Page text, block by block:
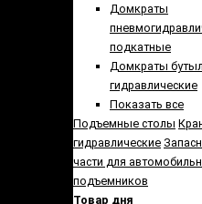
Домкраты
подкатные
Домкраты
гидравлические
Показать все
Подъемные столы
гидравлические
части для
подъемников
Товар дня